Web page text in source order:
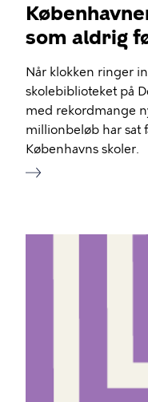
som aldrig
Når klokken ringer
skolebiblioteket på
med rekordmange
millionbeløb har sat
Københavns skoler.